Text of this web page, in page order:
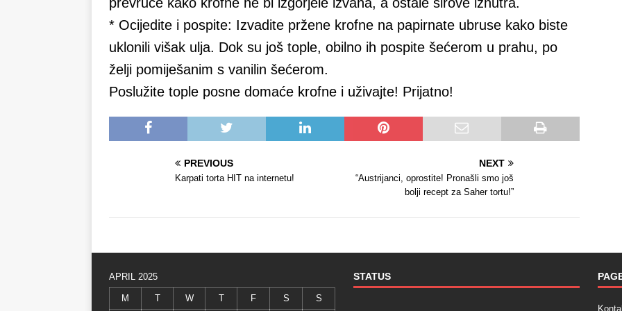
* Ocijedite i pospite: Izvadite pržene krofne na papirnate ubruse kako biste
uklonili višak ulja. Dok su još tople, obilno ih pospite šećerom u prahu, po
želji pomiješanim s vanilin šećerom.
Poslužite tople posne domaće krofne i uživajte! Prijatno!
PREVIOUS
Karpati torta HIT na internetu!
NEXT
“Austrijanci, oprostite! Pronašli smo još
bolji recept za Saher tortu!”
APRIL 2025
M T W T F S S
STATUS